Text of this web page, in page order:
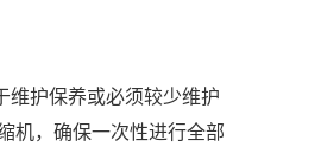
维护保养或必须较少维护
机，确保一次性进行全部